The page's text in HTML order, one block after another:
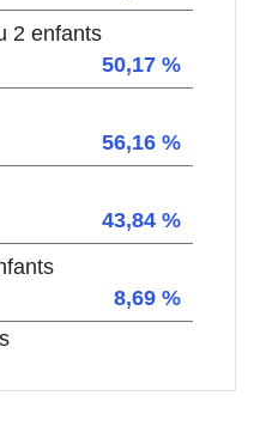
2 enfants
50,17 %
56,16 %
43,84 %
8,69 %